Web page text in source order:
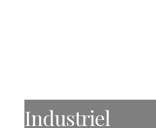
Industriel